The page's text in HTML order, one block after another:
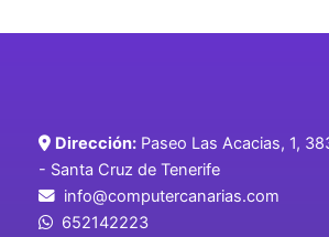
Dirección: Paseo Las Acacias, 1,
- Santa Cruz de Tenerife
info@computercanarias.com
652142223